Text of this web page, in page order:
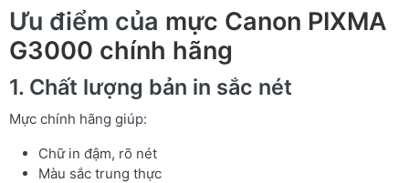
Ưu điểm của mực Canon PIXMA
G3000 chính hãng
1. Chất lượng bản in sắc nét
Mực chính hãng giúp:
Chữ in đậm, rõ nét
Màu sắc trung thực